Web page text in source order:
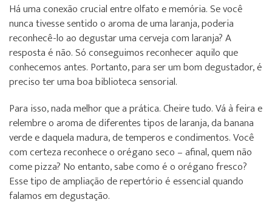
Há uma conexão crucial entre olfato e memória. Se você
nunca tivesse sentido o aroma de uma laranja, poderia
reconhecê-lo ao degustar uma cerveja com laranja? A
resposta é não. Só conseguimos reconhecer aquilo que
conhecemos antes. Portanto, para ser um bom degustador, é
preciso ter uma boa biblioteca sensorial.
Para isso, nada melhor que a prática. Cheire tudo. Vá à feira e
relembre o aroma de diferentes tipos de laranja, da banana
verde e daquela madura, de temperos e condimentos. Você
com certeza reconhece o orégano seco – afinal, quem não
come pizza? No entanto, sabe como é o orégano fresco?
Esse tipo de ampliação de repertório é essencial quando
falamos em degustação.